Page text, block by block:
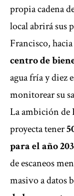
propia cadena
local abrirá sus
Francisco,
centro de
agua fría y diez
monitorear su
La ambición de
proyecta tener
para el año
de escaneos
masivo a datos